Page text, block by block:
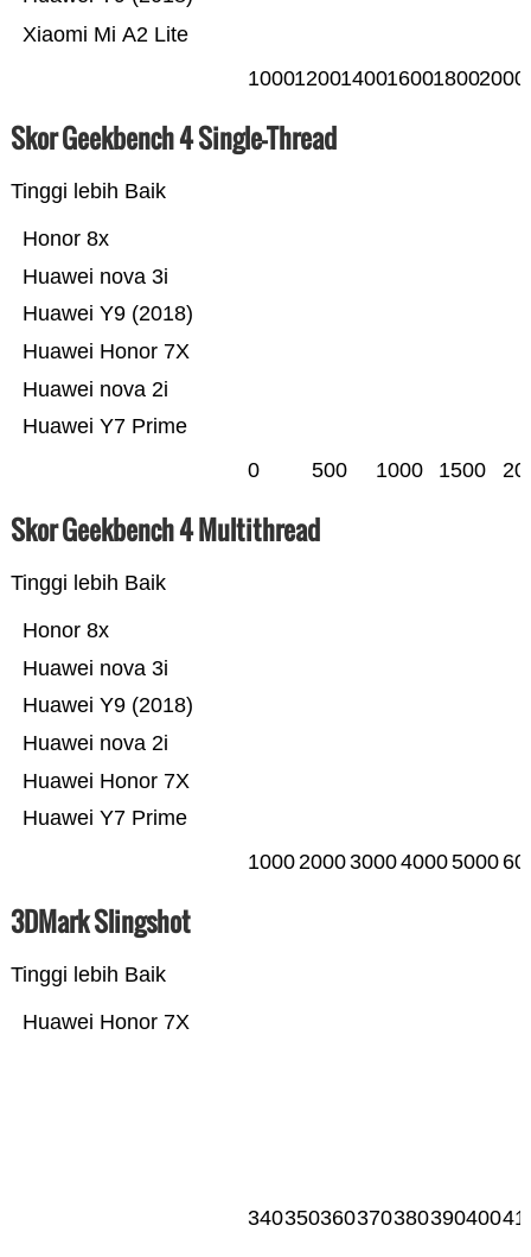
Xiaomi Mi A2 Lite
100012001400160018002000
Skor Geekbench 4 Single-Thread
Tinggi lebih Baik
Huawei Y7 Prime
Huawei nova 2i
Huawei Honor 7X
Huawei Y9 (2018)
Huawei nova 3i
Honor 8x
0 500 1000 1500
Skor Geekbench 4 Multithread
Tinggi lebih Baik
Huawei Y7 Prime
Huawei Honor 7X
Huawei nova 2i
Huawei Y9 (2018)
Huawei nova 3i
Honor 8x
10002000300040005000
3DMark Slingshot
Tinggi lebih Baik
Huawei Honor 7X
340350360370380390400